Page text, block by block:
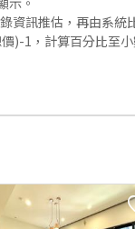
資訊推估，再由系
)-1，計算百分比至